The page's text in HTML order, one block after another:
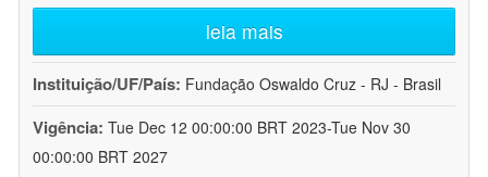
leia mais
Instituição/UF/País: Fundação Oswaldo Cruz - RJ - Brasil
Vigência: Tue Dec 12 00:00:00 BRT 2023-Tue Nov 30
00:00:00 BRT 2027